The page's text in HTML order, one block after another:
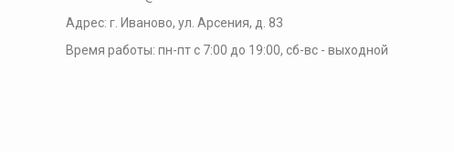
Адрес: г. Иваново, ул. Арсения, д. 83
Время работы: пн-пт с 7:00 до 19:00, сб-вс - выходной